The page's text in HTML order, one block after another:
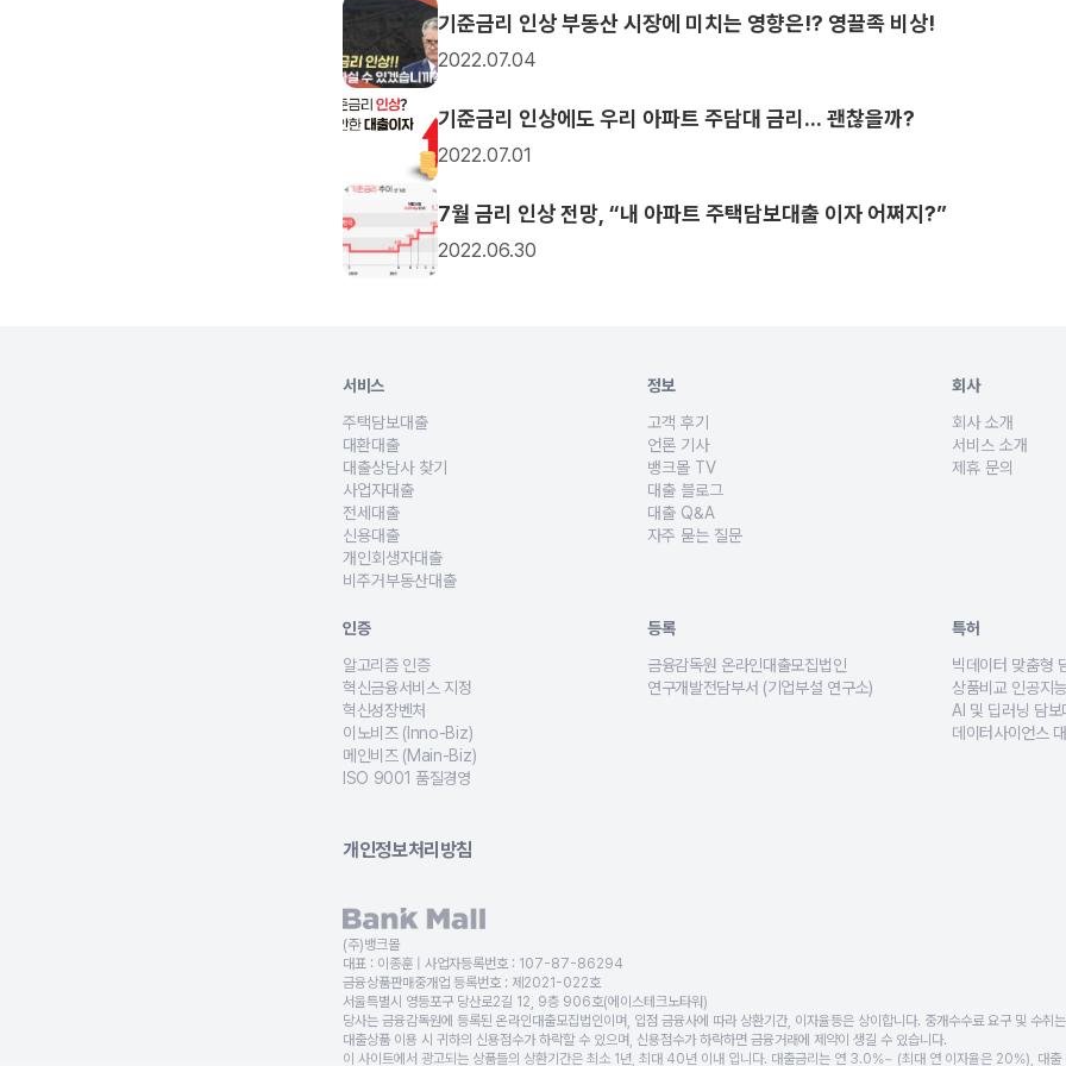
기준금리 인상 부동산 시장에 미치는 영향은!? 영끌족 비상!
2022.07.04
기준금리 인상에도 우리 아파트 주담대 금리... 괜찮을까?
2022.07.01
7월 금리 인상 전망, “내 아파트 주택담보대출 이자 어쩌지?”
2022.06.30
서비스
주택담보대출
아파트구입자금, 생활자금, 세입자퇴거자금, 추가대출 등 목적과 주택담보대출 규제에 따른 대출상품을 비교합니
대환대출
기존의 주담대 고금리 대출상품을 저금리 갈아타기를 통해 연 이자 절감액을 확인하고 상환계획에 맞는 맞춤 전략
대출상담사 찾기
사회초년생, 신혼부부, 생애최초, 다주택자 등 고객 유형별 상황을 이해하는 전문 대출상담사와의 매칭을 지원합니
사업자대출
개인사업자의 운영자금, 사업확장, 시설투자, 후순위담보대출 등 목적과 업종별 특성을 반영한 사업자대출 상품을
전세대출
무주택자, 사회초년생, 신혼부부 등 입주 상황별 전세대출 조건을 설명하고, 보증기관에 따른 대출상품을 제시합니
신용대출
직장인, 프리랜서, 사업자, 무직자 등 유형별 신용대출, 오토론, 아파트론, 햇살론, 사잇돌대출 등 여러 상품을 비교
개인회생자대출
개인회생 인가 후 변제금을 상환 중인 경우, 개인회생 면책 후 재정 재정비가 필요한 고객을 위한 대출상품을 비교
비주거부동산대출
정보
고객 후기
주택담보대출 진행 사례, 대환대출 이자 절감 후기, 사업자대출
언론 기사
뱅크몰의 혁신금융서비스 지정, 대출비교 알고리즘 인증, 금융
뱅크몰 TV
부동산 시장 동향, 주택담보대출 용어, 전세대출 보증보험 등 어
대출 블로그
아파트담보대출, 전세대출, 신혼부부, 생애최초, 무주택자, DSR
대출 Q&A
실제 대출 이용자들이 상담하면서 질문했던 내용과 뱅크몰 대출
자주 묻는 질문
회사
회사 소개
뱅크몰은 220여
서비스 소개
주택담보대출,
제휴 문의
인증
알고리즘 인증
담보대출·전세대출·대환대출·신용대출·사업자대출 등 5종 금융 알고리즘 인증을 보유해 정확한 비교 서비스 제공
혁신금융서비스 지정
금융위원회로부터 대출비교 서비스 및 관련 기술을 혁신금융서비스로 공식 인정받은 핀테크 플랫폼입니다.
혁신성장벤처
금융 기술 기반의 성장 가능성과 혁신성을 인정받은 핀테크 전문기업 인증입니다.
이노비즈 (Inno-Biz)
기술 혁신형 기업 인증으로, 뱅크몰이 보유한 금융 알고리즘·빅데이터 기술력을 공식적으로 인정받았습니다.
메인비즈 (Main-Biz)
경영 혁신형 중소기업 인증을 통해, 뱅크몰의 서비스 운영 역량·프로세스 혁신 능력을 인정받았습니다.
ISO 9001 품질경영
등록
금융감독원 온라인대출모집법인
금융감독원 정식 등록 온라인대출모집법인으로, 법적 기준을 준
연구개발전담부서 (기업부설 연구소)
AI 대출 분석, 금리 예측, 빅데이터 기반 심사 기술 등을 연구하
특허
빅데이터 맞춤형
고객의 소득·주
상품비교 인공지
수백 개의 대출
AI 및 딥러닝 담보
딥러닝 기반으로
데이터사이언스
개인정보처리방침
(주)뱅크몰
대표 : 이종훈 | 사업자등록번호 : 107-87-86294
금융상품판매중개업 등록번호 : 제2021-022호
서울특별시 영등포구 당산로2길 12, 9층 906호(에이스테크노타워)
당사는 금융감독원에 등록된 온라인대출모집법인이며, 입점 금융사에 따라 상환기간, 이자율등은 상이합니다. 중개수수료 요구 및 수취
대출상품 이용 시 귀하의 신용점수가 하락할 수 있으며, 신용점수가 하락하면 금융거래에 제약이 생길 수 있습니다.
이 사이트에서 광고되는 상품들의 상환기간은 최소 1년, 최대 40년 이내 입니다. 대출금리는 연 3.0%~ (최대 연 이자율은 20%), 대출